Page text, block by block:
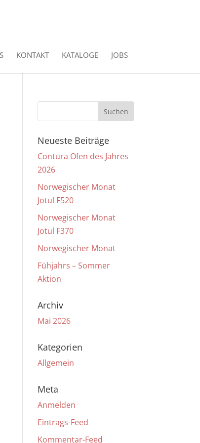
KONTAKT KATALOGE JOBS
Neueste Beiträge
Contura Ofen des Jahres
2026
Norwegischer Monat
Jotul F520
Norwegischer Monat
Jotul F370
Norwegischer Monat
Fühjahrs – Sommer
Aktion
Archiv
Mai 2026
Kategorien
Allgemein
Meta
Anmelden
Eintrags-Feed
Kommentar-Feed